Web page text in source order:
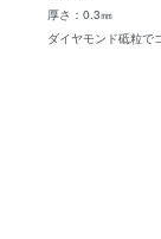
厚さ：0.3㎜
ダイヤモンド砥粒で